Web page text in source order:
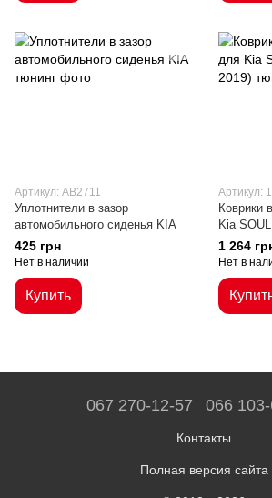
Артикул: AB2711
Уплотнители в зазор
автомобильного сиденья KIA
425 грн
Нет в наличии
Купить
Артикул:
Коврики
Kia
1 264
Нет в
067 270-12-57 066
Контакты
Полная версия сайта